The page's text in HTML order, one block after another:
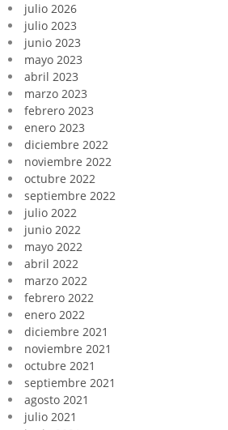
julio 2026
julio 2023
junio 2023
mayo 2023
abril 2023
marzo 2023
febrero 2023
enero 2023
diciembre 2022
noviembre 2022
octubre 2022
septiembre 2022
julio 2022
junio 2022
mayo 2022
abril 2022
marzo 2022
febrero 2022
enero 2022
diciembre 2021
noviembre 2021
octubre 2021
septiembre 2021
agosto 2021
julio 2021